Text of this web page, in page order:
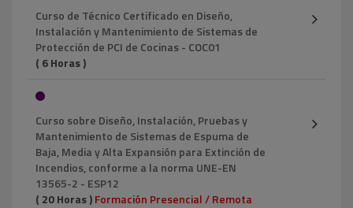
Curso de Técnico Certificado en Diseño,
Instalación y Mantenimiento de Sistemas de
Protección de PCI de Cocinas - COC01
( 6 Horas )
Curso sobre Diseño, Instalación, Pruebas y
Mantenimiento de Sistemas de Espuma de
Baja, Media y Alta Expansión para Extinción de
Incendios, conforme a la norma UNE-EN
13565-2 - ESP12
( 20 Horas )Formación Presencial / Remota